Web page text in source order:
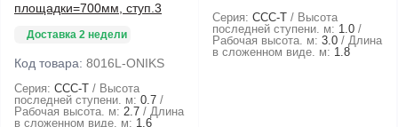
площадки=700мм, ступ.3
Доставка 2 недели
Код товара: 8016L-ONIKS
Серия: ССС-Т
Высота
последней ступени. м: 0.7
Рабочая высота. м: 2.7
Длина
в сложенном виде. м: 1.6
Серия: ССС-Т
Высота
последней ступени. м: 1.0
Рабочая высота. м: 3.0
Длина
в сложенном виде. м: 1.8